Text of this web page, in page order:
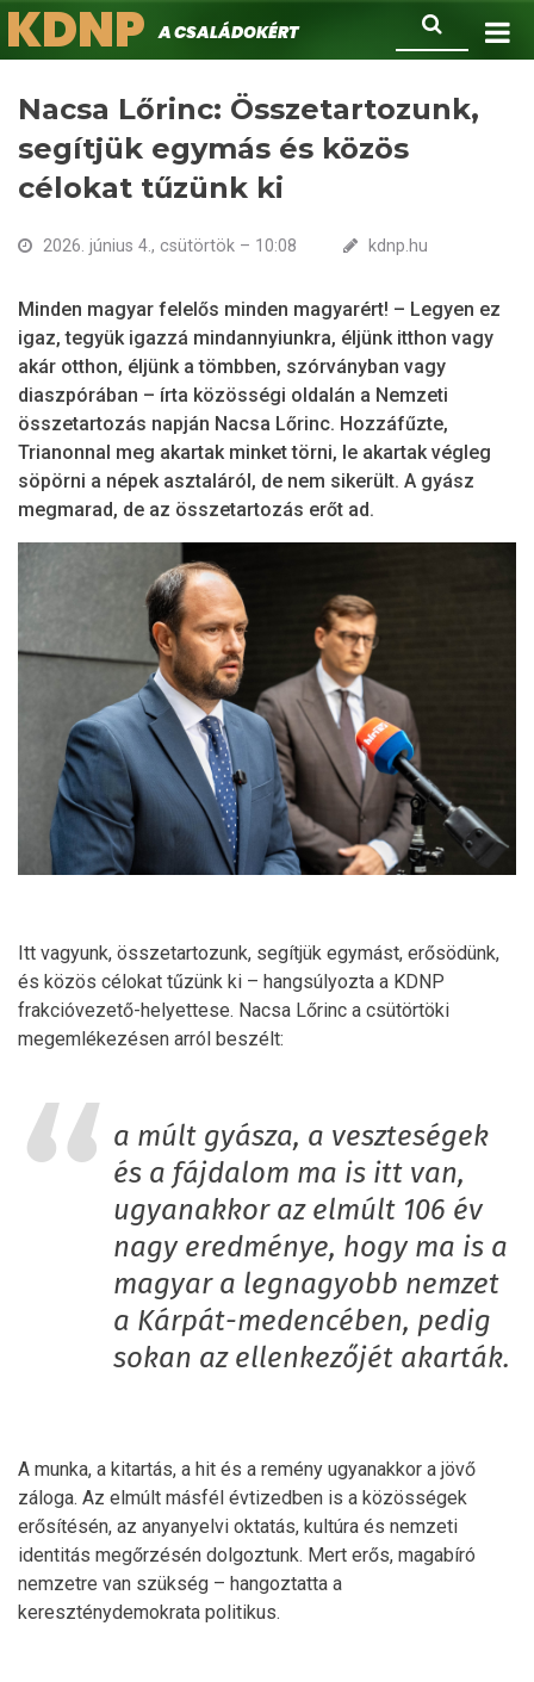
Ugrás
a
Keresés
KDNPA családokért.
Nacsa Lőrinc: Összetartozunk,
segítjük egymás és közös
célokat tűzünk ki
2026. június 4., csütörtök – 10:08 kdnp.hu
Minden magyar felelős minden magyarért! – Legyen ez
igaz, tegyük igazzá mindannyiunkra, éljünk itthon vagy
akár otthon, éljünk a tömbben, szórványban vagy
diaszpórában – írta közösségi oldalán a Nemzeti
összetartozás napján Nacsa Lőrinc. Hozzáfűzte,
Trianonnal meg akartak minket törni, le akartak végleg
söpörni a népek asztaláról, de nem sikerült. A gyász
megmarad, de az összetartozás erőt ad.
Itt vagyunk, összetartozunk, segítjük egymást, erősödünk,
és közös célokat tűzünk ki – hangsúlyozta a KDNP
frakcióvezető-helyettese. Nacsa Lőrinc a csütörtöki
megemlékezésen arról beszélt:
a múlt gyásza, a veszteségek
és a fájdalom ma is itt van,
ugyanakkor az elmúlt 106 év
nagy eredménye, hogy ma is a
magyar a legnagyobb nemzet
a Kárpát-medencében, pedig
sokan az ellenkezőjét akarták.
A munka, a kitartás, a hit és a remény ugyanakkor a jövő
záloga. Az elmúlt másfél évtizedben is a közösségek
erősítésén, az anyanyelvi oktatás, kultúra és nemzeti
identitás megőrzésén dolgoztunk. Mert erős, magabíró
nemzetre van szükség – hangoztatta a
kereszténydemokrata politikus.